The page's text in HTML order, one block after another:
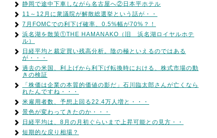
静岡で途中下車しながら名古屋へ②日本平ホテル
11～12月に衆議院が解散総選挙という話が・・
7月FOMCでの利下げ確率、0.5%幅が70%？！
浜名湖を散策①THE HAMANAKO（旧 浜名湖ロイヤルホテ
ル）
日経平均と裁定買い残高分析。陰の極といえるのではある
が・・・
過去の米国、利上げから利下げ転換時における、株式市場の動
きの検証
「株価は企業の本質的価値の影だ」石川臨太郎さんが亡くなら
れたんですね・・・
米雇用者数、予想上回る22.4万人増と・・・
景色が変わってきたのか・・・
日経平均は、8月の月初ぐらいまで上昇可能との見方・・
短期的な戻り相場？